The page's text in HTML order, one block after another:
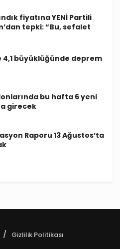
fiyatına YENİ Partili
tepki: “Bu, sefalet
4,1 büyüklüğünde deprem
bu hafta 6 yeni
girecek
Raporu 13 Ağustos’ta
Gizlilik Politikası